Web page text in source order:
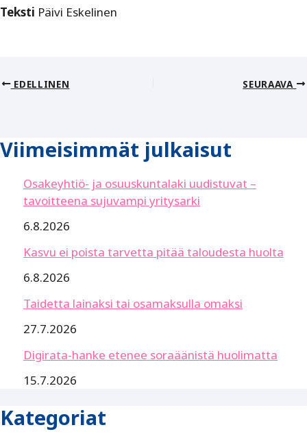
Teksti Päivi Eskelinen
EDELLINEN SEURAAVA
Viimeisimmät julkaisut
Osakeyhtiö- ja osuuskuntalaki uudistuvat –
tavoitteena sujuvampi yritysarki
6.8.2026
Kasvu ei poista tarvetta pitää taloudesta huolta
6.8.2026
Taidetta lainaksi tai osamaksulla omaksi
27.7.2026
Digirata-hanke etenee soraäänistä huolimatta
15.7.2026
Kategoriat